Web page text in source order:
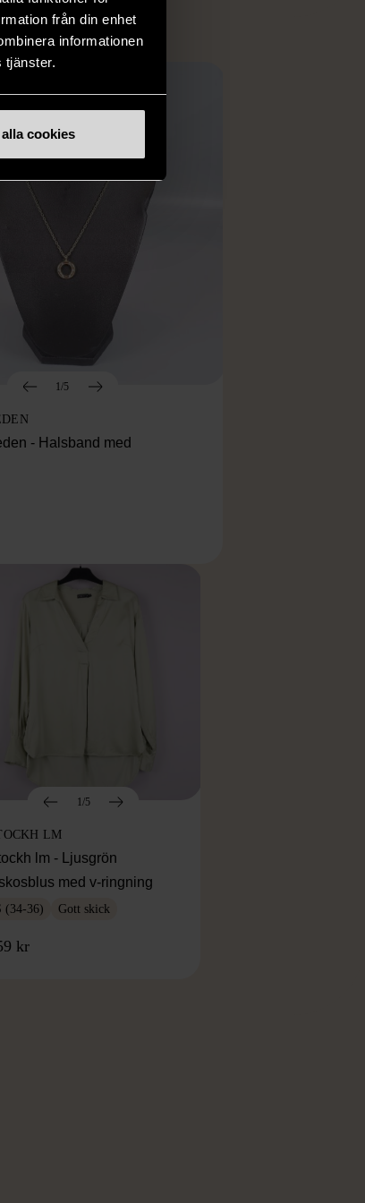
från din enhet
informationen
tjänster.
cookies
1/5
- Halsband med
1/5
LM
lm - Ljusgrön
med v-ringning
(34-36) Gott skick
kr